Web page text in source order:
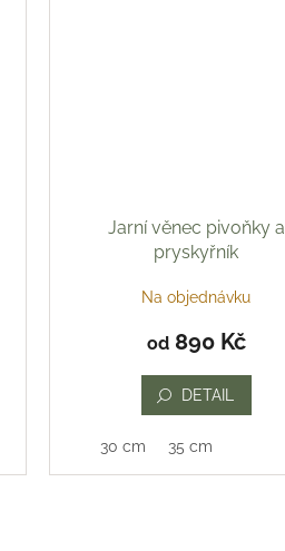
Jarní věnec pivoňky a
pryskyřník
Na objednávku
od890 Kč
DETAIL
30 cm 35 cm